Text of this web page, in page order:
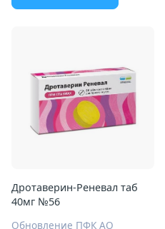
Дротаверин-Реневал таб
40мг №56
Обновление ПФК АО